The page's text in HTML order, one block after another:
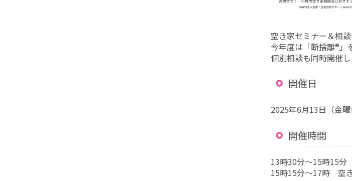
空き家セミナー＆相談
今年度は「断捨離®」
個別相談も同時開催
開催日
2025年6月13日（金曜
開催時間
13時30分〜15時15分
15時15分〜17時 空